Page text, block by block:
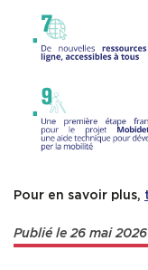
Pour en savoir plus,
Publié le 26 mai 2026